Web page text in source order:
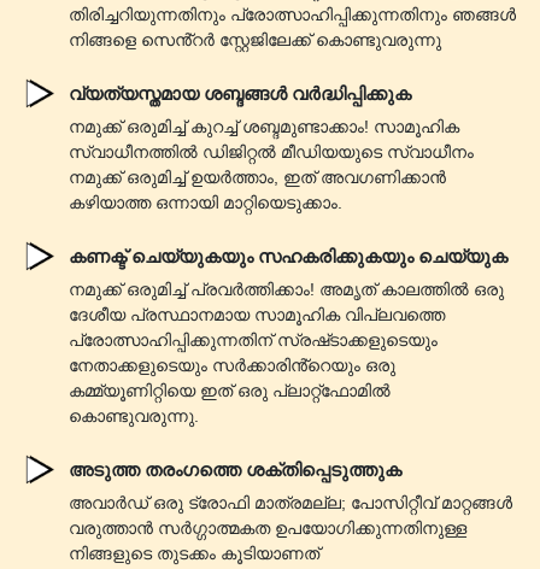
തിരിച്ചറിയുന്നതിനും പ്രോത്സാഹിപ്പിക്കുന്നതിനും ഞങ്ങൾ
നിങ്ങളെ സെൻ്റർ സ്റ്റേജിലേക്ക് കൊണ്ടുവരുന്നു
വ്യത്യസ്തമായ ശബ്ദങ്ങൾ വർദ്ധിപ്പിക്കുക
നമുക്ക് ഒരുമിച്ച് കുറച്ച് ശബ്ദമുണ്ടാക്കാം! സാമൂഹിക
സ്വാധീനത്തിൽ ഡിജിറ്റൽ മീഡിയയുടെ സ്വാധീനം
നമുക്ക് ഒരുമിച്ച് ഉയർത്താം, ഇത് അവഗണിക്കാൻ
കഴിയാത്ത ഒന്നായി മാറ്റിയെടുക്കാം.
കണക്ട് ചെയ്യുകയും സഹകരിക്കുകയും ചെയ്യുക
നമുക്ക് ഒരുമിച്ച് പ്രവർത്തിക്കാം! അമൃത് കാലത്തിൽ ഒരു
ദേശീയ പ്രസ്ഥാനമായ സാമൂഹിക വിപ്ലവത്തെ
പ്രോത്സാഹിപ്പിക്കുന്നതിന് സ്രഷ്‌ടാക്കളുടെയും
നേതാക്കളുടെയും സർക്കാരിൻ്റെയും ഒരു
കമ്മ്യൂണിറ്റിയെ ഇത് ഒരു പ്ലാറ്റ്‌ഫോമിൽ
കൊണ്ടുവരുന്നു.
അടുത്ത തരംഗത്തെ ശക്തിപ്പെടുത്തുക
അവാർഡ് ഒരു ട്രോഫി മാത്രമല്ല; പോസിറ്റീവ് മാറ്റങ്ങൾ
വരുത്താൻ സർഗ്ഗാത്മകത ഉപയോഗിക്കുന്നതിനുള്ള
നിങ്ങളുടെ തുടക്കം കൂടിയാണത്